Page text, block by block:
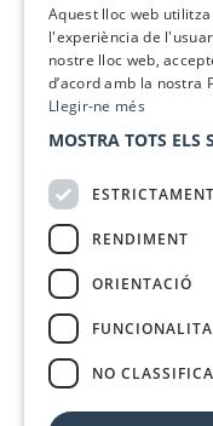
Anuncia’t
Vull rebre la
Amb el suport de
Aquest lloc web
l'experiència de
nostre lloc web,
d’acord amb la nostra
Llegir-ne més
MOSTRA TOTS ELS
RENDIMENT
ORIENTACIÓ
NO